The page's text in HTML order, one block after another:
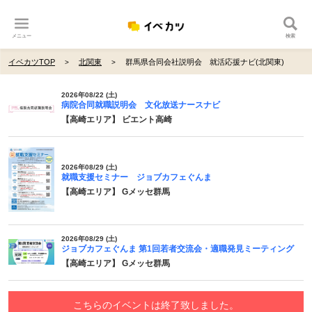
メニュー 検索
イベカツTOP 北関東 群馬県合同会社説明会 就活応援ナビ(北関東)
2026年08/22 (土)
病院合同就職説明会 文化放送ナースナビ
【高崎エリア】 ビエント高崎
2026年08/29 (土)
就職支援セミナー ジョブカフェぐんま
【高崎エリア】 Gメッセ群馬
2026年08/29 (土)
ジョブカフェぐんま 第1回若者交流会・適職発見ミーティング
【高崎エリア】 Gメッセ群馬
こちらのイベントは終了致しました。